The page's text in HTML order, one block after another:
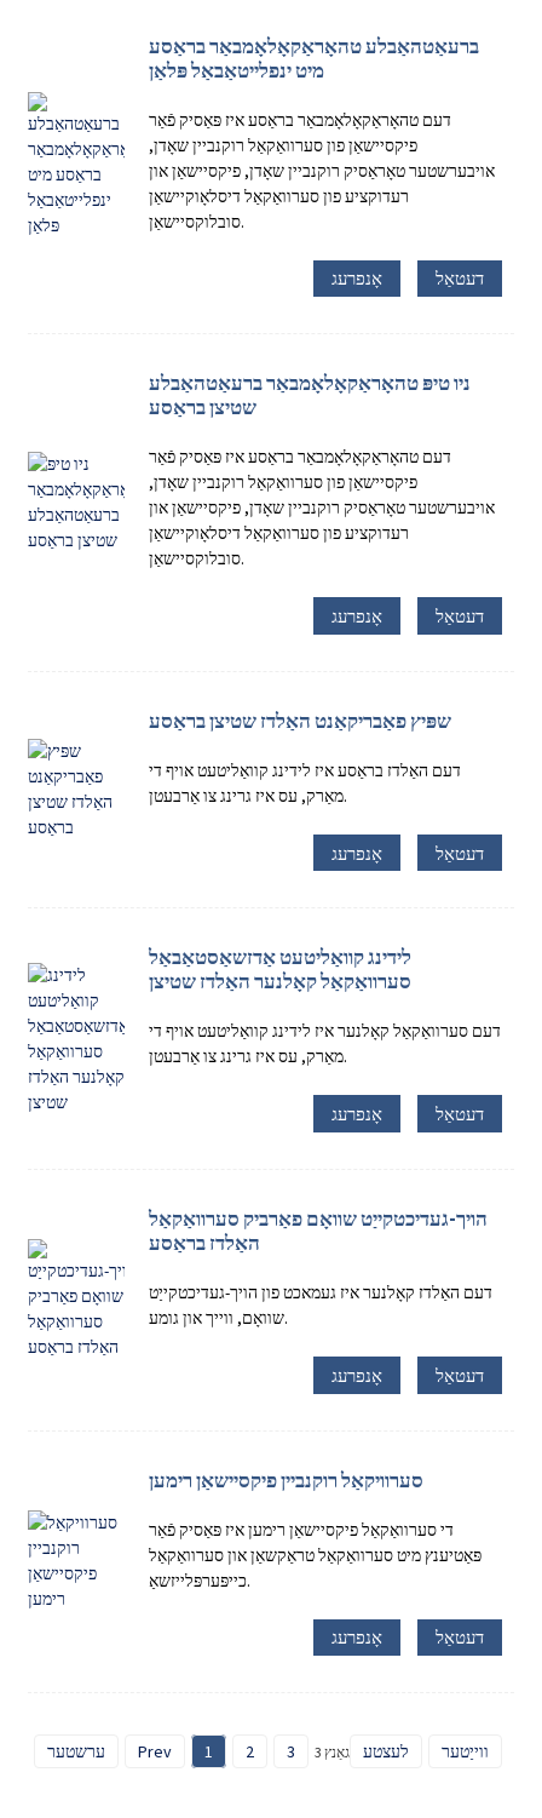
ברעאַטהאַבלע טהאָראַקאָלאָמבאַר בראַסע
מיט ינפלייטאַבאַל פּלאַן
דעם טהאָראַקאָלאָמבאַר בראַסע איז פּאַסיק פֿאַר
פיקסיישאַן פון סערוואַקאַל רוקנביין שאָדן,
אויבערשטער טאָראַסיק רוקנביין שאָדן, פיקסיישאַן און
רעדוקציע פון ​​סערוואַקאַל דיסלאָוקיישאַן
סובלוקסיישאַן.
אָנפרעג דעטאַל
ניו טיפּ טהאָראַקאָלאָמבאַר ברעאַטהאַבלע
שטיצן בראַסע
דעם טהאָראַקאָלאָמבאַר בראַסע איז פּאַסיק פֿאַר
פיקסיישאַן פון סערוואַקאַל רוקנביין שאָדן,
אויבערשטער טאָראַסיק רוקנביין שאָדן, פיקסיישאַן און
רעדוקציע פון ​​סערוואַקאַל דיסלאָוקיישאַן
סובלוקסיישאַן.
אָנפרעג דעטאַל
שפּיץ פאַבריקאַנט האַלדז שטיצן בראַסע
דעם האַלדז בראַסע איז לידינג קוואַליטעט אויף די
מאַרק, עס איז גרינג צו אַרבעטן.
אָנפרעג דעטאַל
לידינג קוואַליטעט אַדזשאַסטאַבאַל
סערוואַקאַל קאָלנער האַלדז שטיצן
דעם סערוואַקאַל קאָלנער איז לידינג קוואַליטעט אויף די
מאַרק, עס איז גרינג צו אַרבעטן.
אָנפרעג דעטאַל
הויך-געדיכטקייַט שוואָם פאַרביק סערוואַקאַל
האַלדז בראַסע
דעם האַלדז קאָלנער איז געמאכט פון הויך-געדיכטקייַט
שוואָם, ווייך און גומע.
אָנפרעג דעטאַל
סערוויקאַל רוקנביין פיקסיישאַן רימען
די סערוואַקאַל פיקסיישאַן רימען איז פּאַסיק פֿאַר
פּאַטיענץ מיט סערוואַקאַל טראַקשאַן און סערוואַקאַל
כייפּערפּלייזשאַ.
אָנפרעג דעטאַל
ערשטער Prev 1 2 3 ווייַטער לעצטע גאַנץ 3